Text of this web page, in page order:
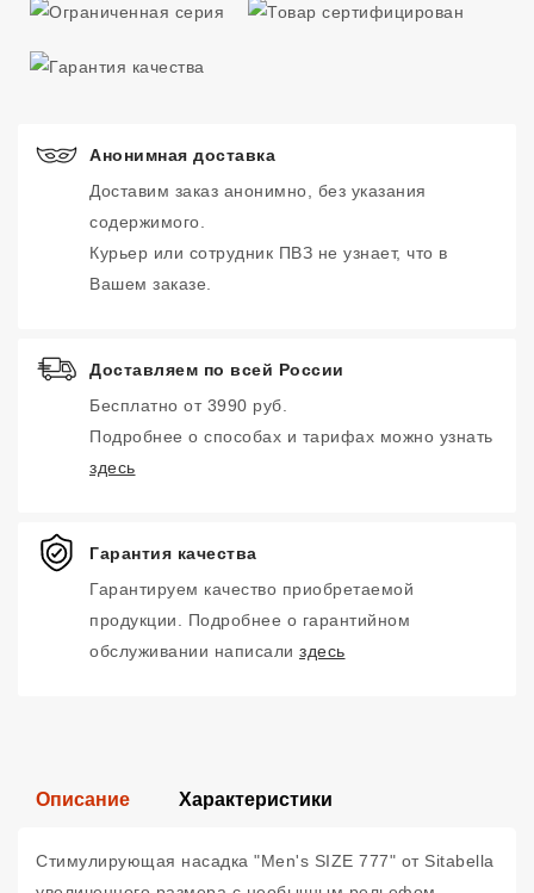
Анонимная доставка
Доставим заказ анонимно, без указания
содержимого.
Курьер или сотрудник ПВЗ не узнает, что в
Вашем заказе.
Доставляем по всей России
Бесплатно от 3990 руб.
Подробнее о способах и тарифах можно узнать
здесь
Гарантия качества
Гарантируем качество приобретаемой
продукции. Подробнее о гарантийном
обслуживании написали здесь
Описание Характеристики
Стимулирующая насадка "Men's SIZE 777" от Sitabella